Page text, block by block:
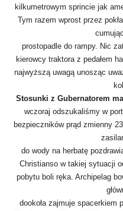
kilkumetrowym sprincie jak
Tym razem wprost przez
prostopadle do rampy. Nic
kierowcy traktora z pedałem
najwyższą uwagą unosząc
Stosunki z Gubernatorem
wczoraj odszukaliśmy w
bezpieczników prąd zmienny
do wody na herbatę
Christianso w takiej sytuacji
pobytu boli ręka. Archipelag
dookoła zajmuje spacerkiem